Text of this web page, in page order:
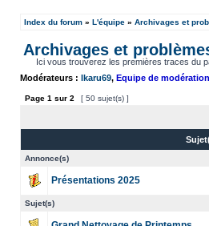
Index du forum » L'équipe » Archivages et
Archivages et
Ici vous trouverez les premières traces du
Modérateurs : Ikaru69, Equipe de modération
Page 1 sur 2 [ 50 sujet(s) ]
Annonce(s)
Présentations 2025
Sujet(s)